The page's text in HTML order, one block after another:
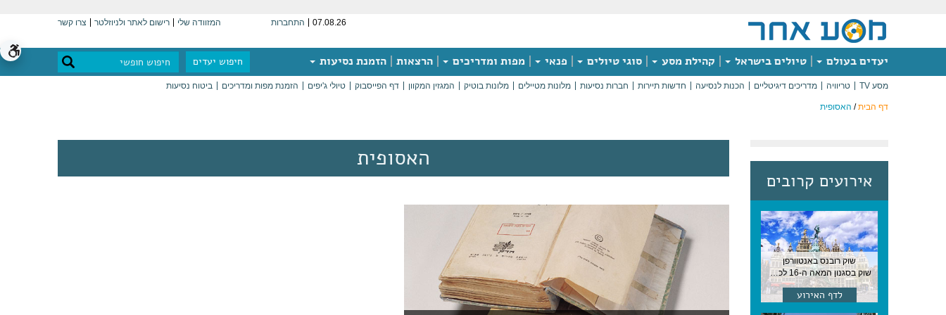
07.08.26 התחברות המזוודה שלי רישום לאתר ולניוזלטר צרו קשר
יעדים בעולם טיולים בישראל קהילת מסע סוגי טיולים פנאי מפות ומדריכים הרצאות הזמנת נסיעות חיפוש יעדים
מסע TV טריוויה מדריכים דיגיטליים הכנות לנסיעה חדשות תיירות חברות נסיעות מלונות מטיילים מלונות בוטיק המגזין המקוון דף הפייסבוק טיולי ג'יפים הזמנת מפות ומדריכים ביטוח נסיעות
דף הבית/ האסופית
אירועים קרובים
שוק רובנס באנטוורפן
שוק בסגנון המאה ה-16 לכבודו של הצייר המפורסם, בן העיר, נערך ב-15 באוגוסט באנטוורפן
לדף האירוע
האסופית